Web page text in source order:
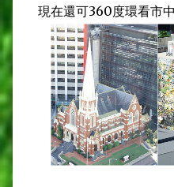
現在還可360度環看市中